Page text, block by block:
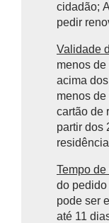
cidadão;
pedir
Validade
menos
acima
menos
cartão de
partir dos
Tempo de
do
pode ser
até 11